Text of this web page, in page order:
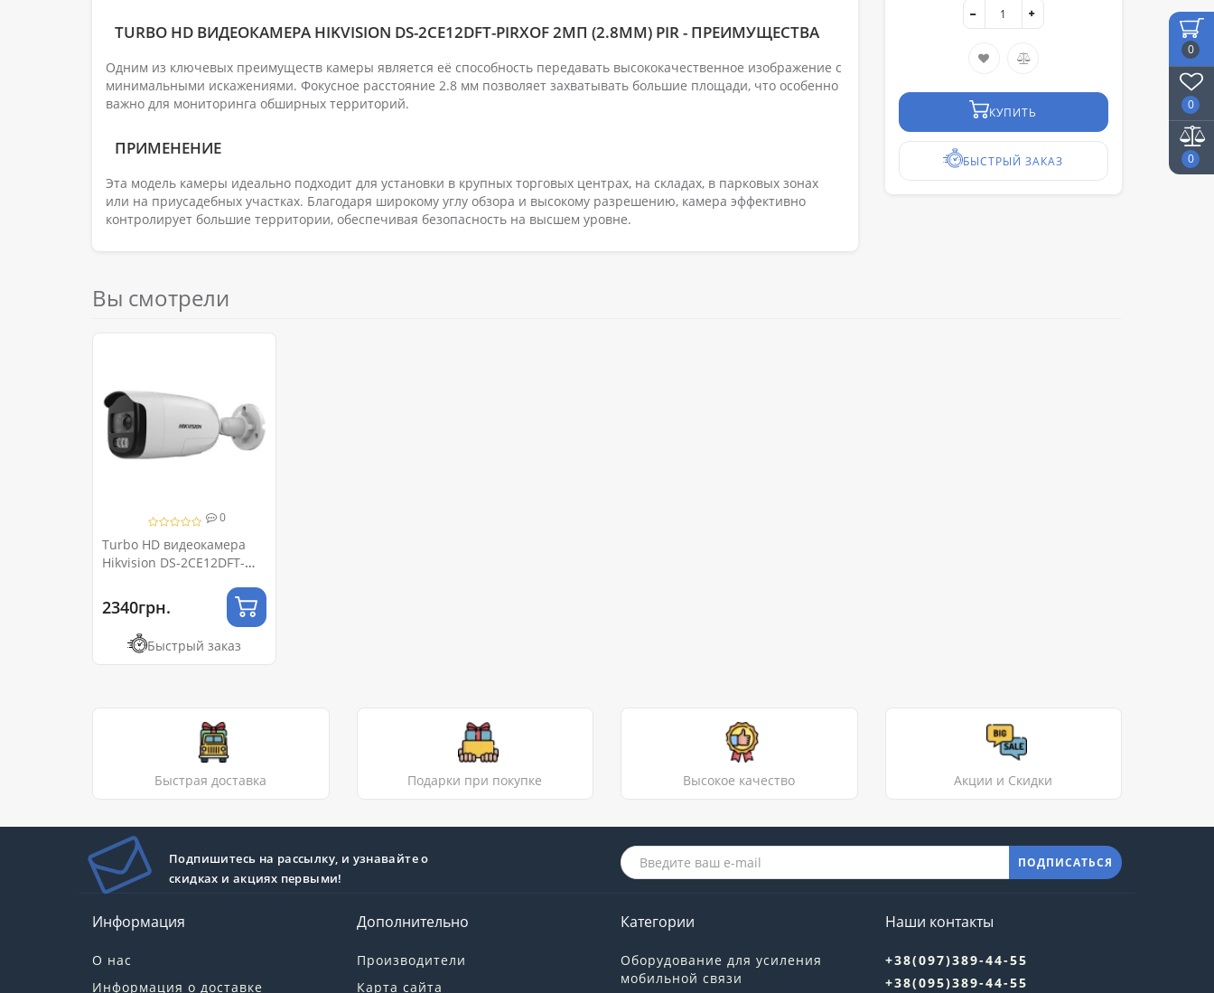
0
0
0
TURBO HD ВИДЕОКАМЕРА HIKVISION DS-2CE12DFT-PIRXOF 2МП (2.8ММ) PIR - ПРЕИМУЩЕСТВА
Одним из ключевых преимуществ камеры является её способность передавать высококачественное изображение с
минимальными искажениями. Фокусное расстояние 2.8 мм позволяет захватывать большие площади, что особенно
важно для мониторинга обширных территорий.
ПРИМЕНЕНИЕ
Эта модель камеры идеально подходит для установки в крупных торговых центрах, на складах, в парковых зонах
или на приусадебных участках. Благодаря широкому углу обзора и высокому разрешению, камера эффективно
контролирует большие территории, обеспечивая безопасность на высшем уровне.
КУПИТЬ
БЫСТРЫЙ ЗАКАЗ
Вы смотрели
0
Turbo HD видеокамера
Hikvision DS-2CE12DFT-
2340грн.
Быстрый заказ
Быстрая доставка Подарки при покупке Высокое качество Акции и Скидки
Подпишитесь на рассылку, и узнавайте о
скидках и акциях первыми!
ПОДПИСАТЬСЯ
Информация
О нас
Информация о доставке
Дополнительно
Производители
Карта сайта
Категории
Оборудование для усиления
мобильной связи
Наши контакты
+38(097)389-44-55
+38(095)389-44-55